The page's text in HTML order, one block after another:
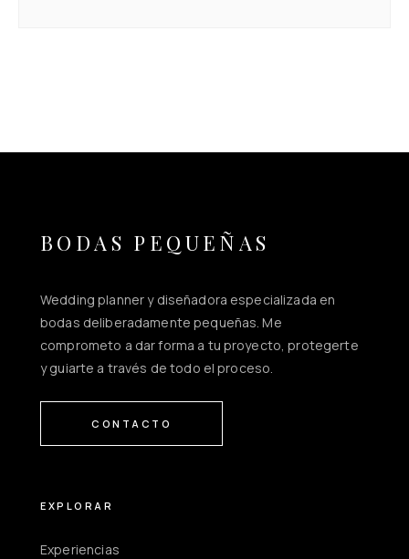
BODAS PEQUEÑAS
Wedding planner y diseñadora especializada en
bodas deliberadamente pequeñas. Me
comprometo a dar forma a tu proyecto, protegerte
y guiarte a través de todo el proceso.
CONTACTO
EXPLORAR
Experiencias